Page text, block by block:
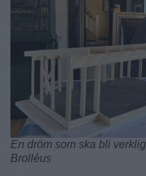
En dröm som ska bli
Brolléus